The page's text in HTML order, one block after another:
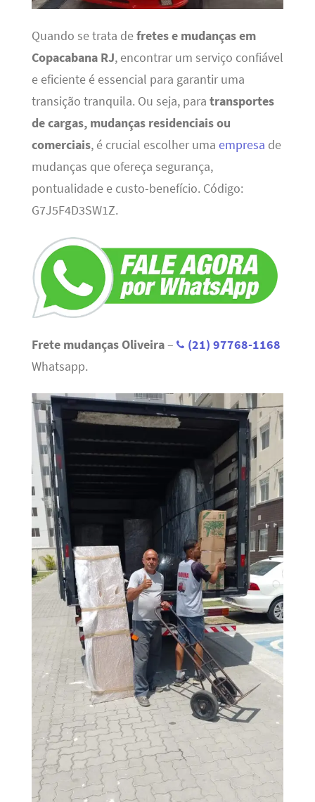
Quando se trata defretes e mudanças em
Copacabana RJ, encontrar um serviço confiável
e eficiente é essencial para garantir uma
transição tranquila. Ou seja, para transportes
de cargas, mudanças residenciais ou
comerciais, é crucial escolher uma empresa de
mudanças que ofereça segurança,
pontualidade e custo-benefício. Código:
G7J5F4D3SW1Z.
Frete mudanças Oliveira–
(21) 97768-1168
Whatsapp.